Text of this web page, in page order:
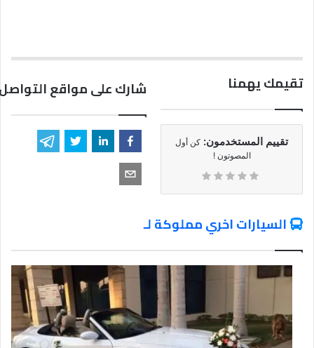
تقيمك يهمنا
تقييم المستخدمون: كن أول
المصوتون !
شارك على مواقع
السيارات اخري مملوكة لـ